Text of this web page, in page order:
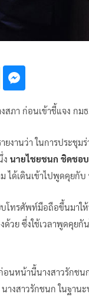
งสภา ก่อนเข้าชี้แจง ก
งานว่า ในการประชุ
ง นายไชยชนก ชิดชอ
ได้เดินเข้าไปพูดคุยกับ
โทรศัพท์มือถือขึ้นมาใ
งด้วย ซึ่งใช้เวลาพูดคุ
อนหน้านี้นางสาวรักช
างสาวรักชนก ในฐา